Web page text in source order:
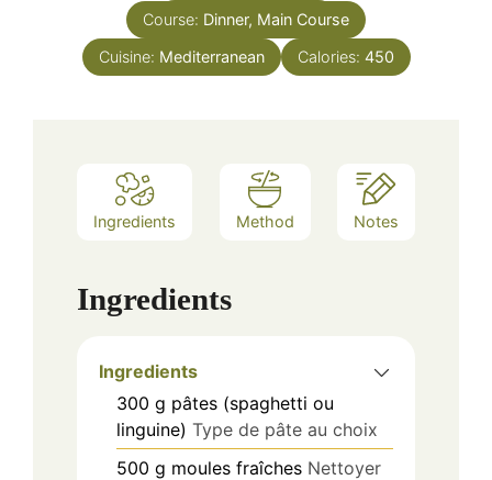
Course: Dinner, Main Course
Cuisine: Mediterranean Calories: 450
Ingredients Method Notes
Ingredients
Ingredients
300 g pâtes (spaghetti ou
linguine) Type de pâte au choix
500 g moules fraîches Nettoyer